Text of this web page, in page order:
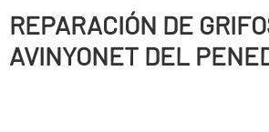
REPARACIÓN DE
AVINYONET DEL